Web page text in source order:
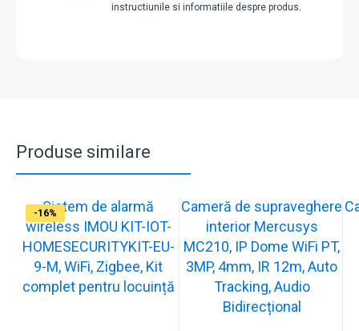
instructiunile si informatiile despre produs.
Produse similare
-31%
Sistem de alarmă
wireless IMOU KIT-IOT-
HOMESECURITYKIT-EU-
9-M, WiFi, Zigbee, Kit
complet pentru locuință
-19%
Cameră de supraveghere
interior Mercusys
MC210, IP Dome WiFi PT,
3MP, 4mm, IR 12m, Auto
Tracking, Audio
Bidirecțional
-21%
-15%
-15%
-20%
-12%
-13%
-16%